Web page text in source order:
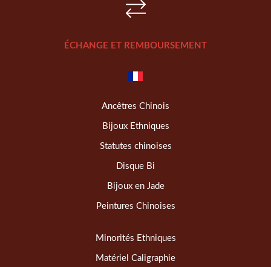
ÉCHANGE ET REMBOURSEMENT
Ancêtres Chinois
Bijoux Ethniques
Statutes chinoises
Disque Bi
Bijoux en Jade
Peintures Chinoises
Minorités Ethniques
Matériel Caligraphie